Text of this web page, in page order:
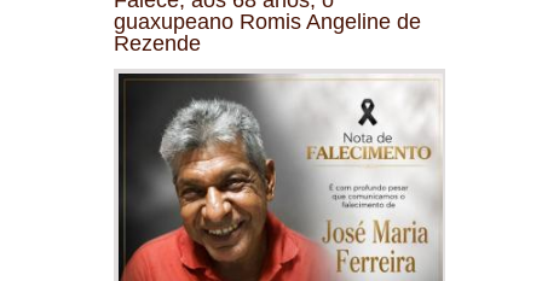
guaxupeano Romis Angeline de
Rezende